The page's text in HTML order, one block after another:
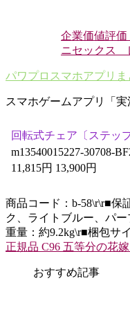
企業価値評
ニセック
パワプロスマホアプリま
スマホゲームアプリ「
回転式チェア〔ステッ
m13540015227-30708-
11,815円 13,900円
商品コード：b-58\r\r■保
ク、ライトブルー、パ
重量：約9.2kg\r■梱包サ
正規品 C96 五等分の花
おすすめ記事